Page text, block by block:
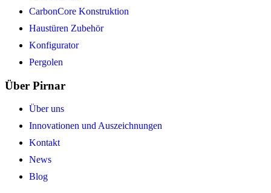
CarbonCore Konstruktion
Haustüren Zubehör
Konfigurator
Pergolen
Über Pirnar
Über uns
Innovationen und Auszeichnungen
Kontakt
News
Blog